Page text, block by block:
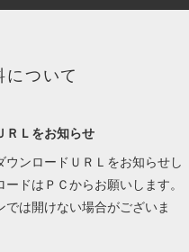
について
ＲＬをお知らせ
ウンロードＵＲＬをお知らせし
ードはＰＣからお願いします。
では開けない場合がございま